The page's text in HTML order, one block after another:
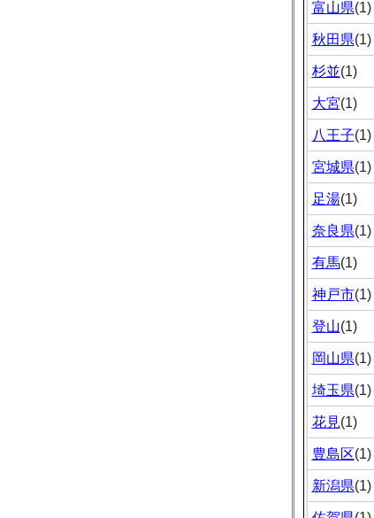
富山県(1)
秋田県(1)
杉並(1)
大宮(1)
八王子(1)
宮城県(1)
足湯(1)
奈良県(1)
有馬(1)
神戸市(1)
登山(1)
岡山県(1)
埼玉県(1)
花見(1)
豊島区(1)
新潟県(1)